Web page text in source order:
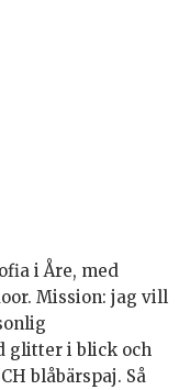
i Åre, med
Mission: jag vill
glitter i blick och
blåbärspaj. Så